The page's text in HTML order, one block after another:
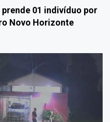
01 indivíduo por
Novo Horizonte